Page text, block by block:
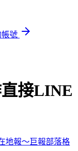
號
接LINE
地報～巨報部落格